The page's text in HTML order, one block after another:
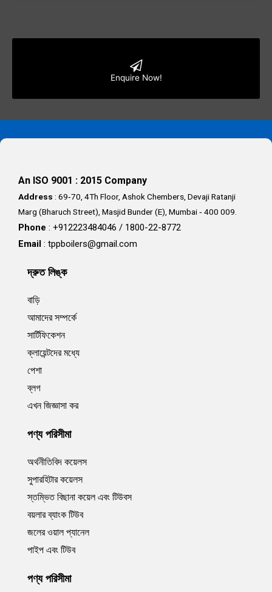
Enquire Now!
left
An ISO 9001 : 2015 Company
Address : 69‐70, 4Th Floor, Ashok Chembers, Devaji Ratanji
Marg (Bharuch Street), Masjid Bunder (E), Mumbai ‐ 400 009.
Phone : +912223484046 / 1800-22-8772
Email : tppboilers@gmail.com
দ্রুত লিঙ্ক
বাড়ি
আমাদের সম্পর্কে
সার্টিফিকেশন
ক্লায়েন্টদের মধ্যে
পেশা
ব্লগ
এখন জিজ্ঞাসা কর
পণ্য পরিসীমা
অর্থনীতিবিদ কয়েলস
সুপারহিটার কয়েলস
স্তম্ভিত বিছানা কয়েল এবং টিউবস
বয়লার ব্যাংক টিউব
জলের ওয়াল প্যানেল
পাইপ এবং টিউব
পণ্য পরিসীমা